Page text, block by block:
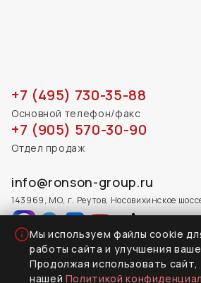
+7 (495) 730-35-88
Основной телефон/факс
+7 (905) 570-30-90
Отдел продаж
info@ronson-group.ru
143969, МО, г. Реутов, Носовихинское
2026 © Все права защищены
Мы используем файлы cookie
работы сайта и улучшения
Продолжая использовать
нашей Политикой